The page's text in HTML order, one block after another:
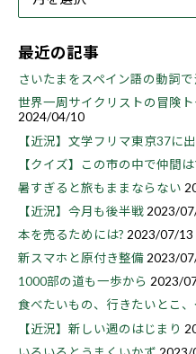
最近の記事
さいたまをスペイン語の動詞
世界一周サイクリストの冒険
2024/04/10
【近況】文学フリマ東京37に
【クイズ】この市の中で仲間
暑すぎると旅もままならない
【近況】今月も後半戦 2023/
本を売るためには? 2023/07/13
新スマホと原付き整備 2023/
1000部の道も一歩から 2023/
食べたいもの、行きたいとこ
【近況】新しい週のはじまり